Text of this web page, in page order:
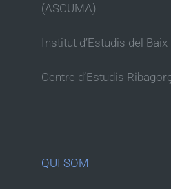
(ASCUMA)
Institut d’Estudis del
Centre d’Estudis
QUI SOM